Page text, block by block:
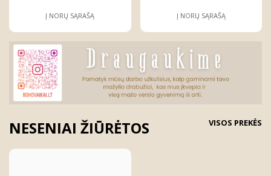
Į NORŲ SĄRAŠĄ Į NORŲ SĄRAŠĄ
NESENIAI ŽIŪRĖTOS VISOS PREKĖS